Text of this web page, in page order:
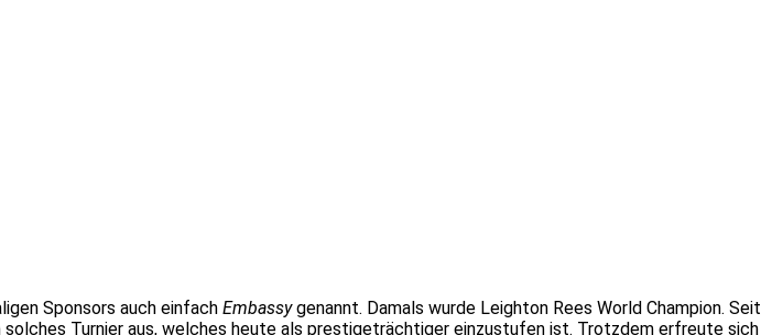
Sponsors auch einfach Embassygenannt. Damals wurde Leighton Rees World Champion. Seit
Turnier aus, welches heute als prestigeträchtiger einzustufen ist. Trotzdem erfreute sich